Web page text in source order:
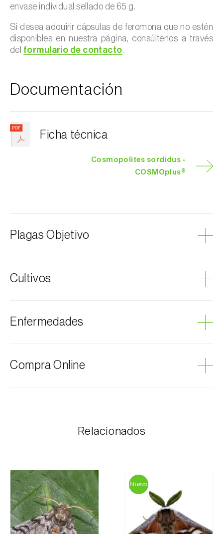
envase individual sellado de 65 g.
Si desea adquirir cápsulas de feromona que no estén
disponibles en nuestra página, consúltenos a través
del formulario de contacto.
Documentación
Ficha técnica
Cosmopolites sordidus -
COSMOplus®
Plagas Objetivo
Picudo negro del banano
Cultivos
Enfermedades
Compra Online
posible con la información correspondiente al importe
total del pedido y los datos para el pago.
Para cualquier duda, contáctenos:
Teléfono:212 333 019
Relacionados
Nuevo